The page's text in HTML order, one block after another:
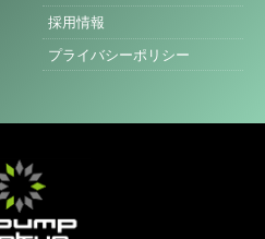
採用情報
プライバシーポリシー